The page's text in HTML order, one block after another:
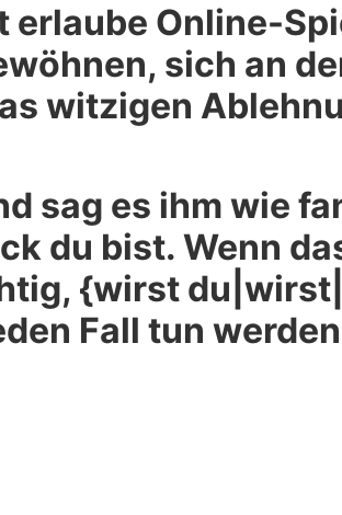
Online-
sich an
witzigen
sag es ihm wie
du bist. Wenn
{wirst
Fall tun